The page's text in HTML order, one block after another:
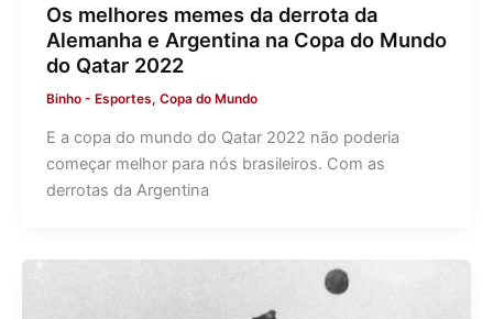
Os melhores memes da derrota da
Alemanha e Argentina na Copa do Mundo
do Qatar 2022
Binho - Esportes, Copa do Mundo
E a copa do mundo do Qatar 2022 não poderia
começar melhor para nós brasileiros. Com as
derrotas da Argentina